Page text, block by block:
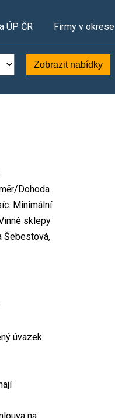
ÚP ČR Firmy v okrese
Zobrazit nabídky
Dohoda
Minimální
sklepy
Šebestová,
úvazek.